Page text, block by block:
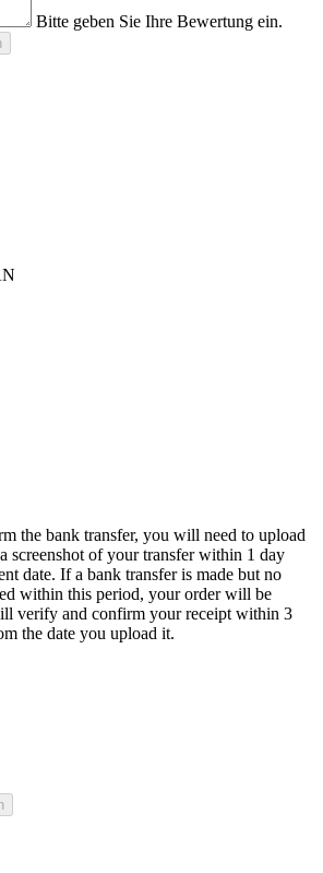
Bitte geben Sie Ihre Bewertung ein.
the bank transfer, you will need to upload
screenshot of your transfer within 1 day
date. If a bank transfer is made but no
within this period, your order will be
verify and confirm your receipt within 3
the date you upload it.